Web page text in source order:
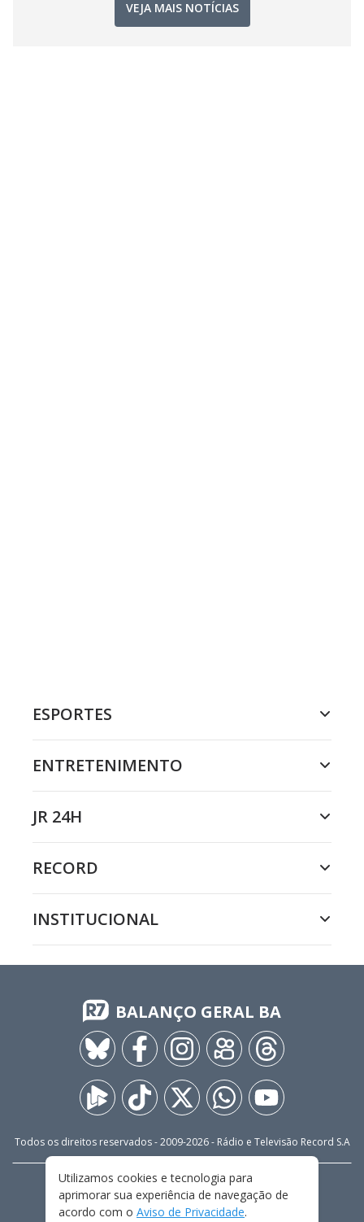
VEJA MAIS NOTÍCIAS
ESPORTES
ENTRETENIMENTO
JR 24H
RECORD
INSTITUCIONAL
BALANÇO GERAL BA
Todos os direitos reservados - 2009-2026- Rádio e Televisão Record S.A
FALE CONOSCO
PRIVACIDADE
TERMOS E CONDIÇÕES DE USO
Utilizamos cookies e tecnologia para
aprimorar sua experiência de navegação de
acordo com o Aviso de Privacidade.